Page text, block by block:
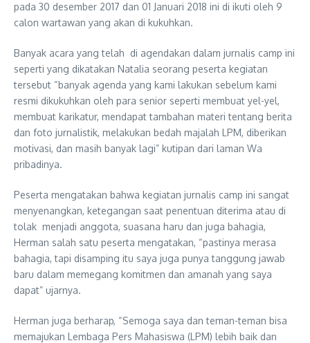
pada 30 desember 2017 dan 01 Januari 2018 ini di ikuti oleh 9
calon wartawan yang akan di kukuhkan.
Banyak acara yang telah di agendakan dalam jurnalis camp ini
seperti yang dikatakan Natalia seorang peserta kegiatan
tersebut “banyak agenda yang kami lakukan sebelum kami
resmi dikukuhkan oleh para senior seperti membuat yel-yel,
membuat karikatur, mendapat tambahan materi tentang berita
dan foto jurnalistik, melakukan bedah majalah LPM, diberikan
motivasi, dan masih banyak lagi” kutipan dari laman Wa
pribadinya.
Peserta mengatakan bahwa kegiatan jurnalis camp ini sangat
menyenangkan, ketegangan saat penentuan diterima atau di
tolak menjadi anggota, suasana haru dan juga bahagia,
Herman salah satu peserta mengatakan, “pastinya merasa
bahagia, tapi disamping itu saya juga punya tanggung jawab
baru dalam memegang komitmen dan amanah yang saya
dapat” ujarnya.
Herman juga berharap, “Semoga saya dan teman-teman bisa
memajukan Lembaga Pers Mahasiswa (LPM) lebih baik dan